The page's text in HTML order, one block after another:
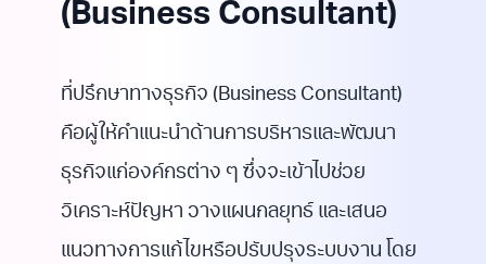
(Business Consultant)
ที่ปรึกษาทางธุรกิจ (Business Consultant)
คือผู้ให้คำแนะนำด้านการบริหารและพัฒนา
ธุรกิจแก่องค์กรต่าง ๆ ซึ่งจะเข้าไปช่วย
วิเคราะห์ปัญหา วางแผนกลยุทธ์ และเสนอ
แนวทางการแก้ไขหรือปรับปรุงระบบงาน โดย